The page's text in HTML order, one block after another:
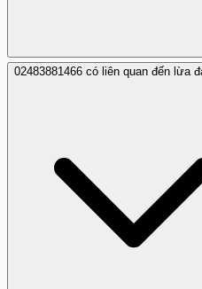
Có thể báo cáo qua tổng đài
02483881466 có liên quan đến lừa